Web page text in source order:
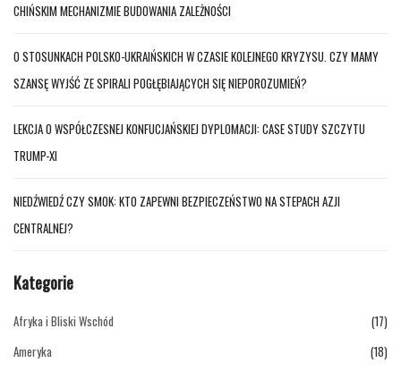
CHIŃSKIM MECHANIZMIE BUDOWANIA ZALEŻNOŚCI
O STOSUNKACH POLSKO-UKRAIŃSKICH W CZASIE KOLEJNEGO KRYZYSU. CZY MAMY
SZANSĘ WYJŚĆ ZE SPIRALI POGŁĘBIAJĄCYCH SIĘ NIEPOROZUMIEŃ?
LEKCJA O WSPÓŁCZESNEJ KONFUCJAŃSKIEJ DYPLOMACJI: CASE STUDY SZCZYTU
TRUMP-XI
NIEDŹWIEDŹ CZY SMOK: KTO ZAPEWNI BEZPIECZEŃSTWO NA STEPACH AZJI
CENTRALNEJ?
Kategorie
Afryka i Bliski Wschód
(17)
Ameryka
(18)